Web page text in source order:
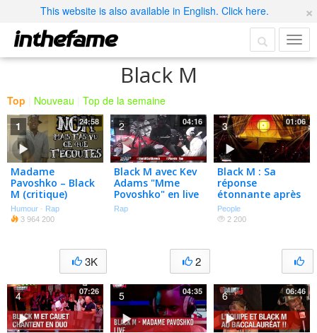
×
This website is also available in English. Click here.
Black M
Top Nouveau Top de la semaine
24:58
Madame
Pavoshko – Black
M (critique)
Humour · Rap
3 964 200
3K
1 04:16
Black M avec Kev
Adams "Mme
Povoshko" en live
dans Planète Rap
Rap
2
2 01:06
Black M : Sa
réponse
étonnante après
la polémique
autour de son
People
2 200
3
07:26
4 04:35
5 06:46
6